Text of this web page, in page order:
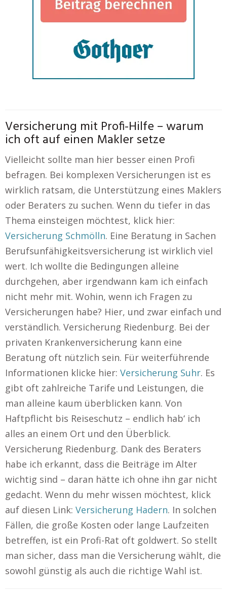
Versicherung mit Profi-Hilfe – warum
ich oft auf einen Makler setze
Vielleicht sollte man hier besser einen Profi
befragen. Bei komplexen Versicherungen ist es
wirklich ratsam, die Unterstützung eines Maklers
oder Beraters zu suchen. Wenn du tiefer in das
Thema einsteigen möchtest, klick hier:
Versicherung Schmölln. Eine Beratung in Sachen
Berufsunfähigkeitsversicherung ist wirklich viel
wert. Ich wollte die Bedingungen alleine
durchgehen, aber irgendwann kam ich einfach
nicht mehr mit. Wohin, wenn ich Fragen zu
Versicherungen habe? Hier, und zwar einfach und
verständlich. Versicherung Riedenburg. Bei der
privaten Krankenversicherung kann eine
Beratung oft nützlich sein. Für weiterführende
Informationen klicke hier: Versicherung Suhr. Es
gibt oft zahlreiche Tarife und Leistungen, die
man alleine kaum überblicken kann. Von
Haftpflicht bis Reiseschutz – endlich hab‘ ich
alles an einem Ort und den Überblick.
Versicherung Riedenburg. Dank des Beraters
habe ich erkannt, dass die Beiträge im Alter
wichtig sind – daran hätte ich ohne ihn gar nicht
gedacht. Wenn du mehr wissen möchtest, klick
auf diesen Link: Versicherung Hadern. In solchen
Fällen, die große Kosten oder lange Laufzeiten
betreffen, ist ein Profi-Rat oft goldwert. So stellt
man sicher, dass man die Versicherung wählt, die
sowohl günstig als auch die richtige Wahl ist.